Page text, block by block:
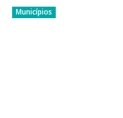
Municípios